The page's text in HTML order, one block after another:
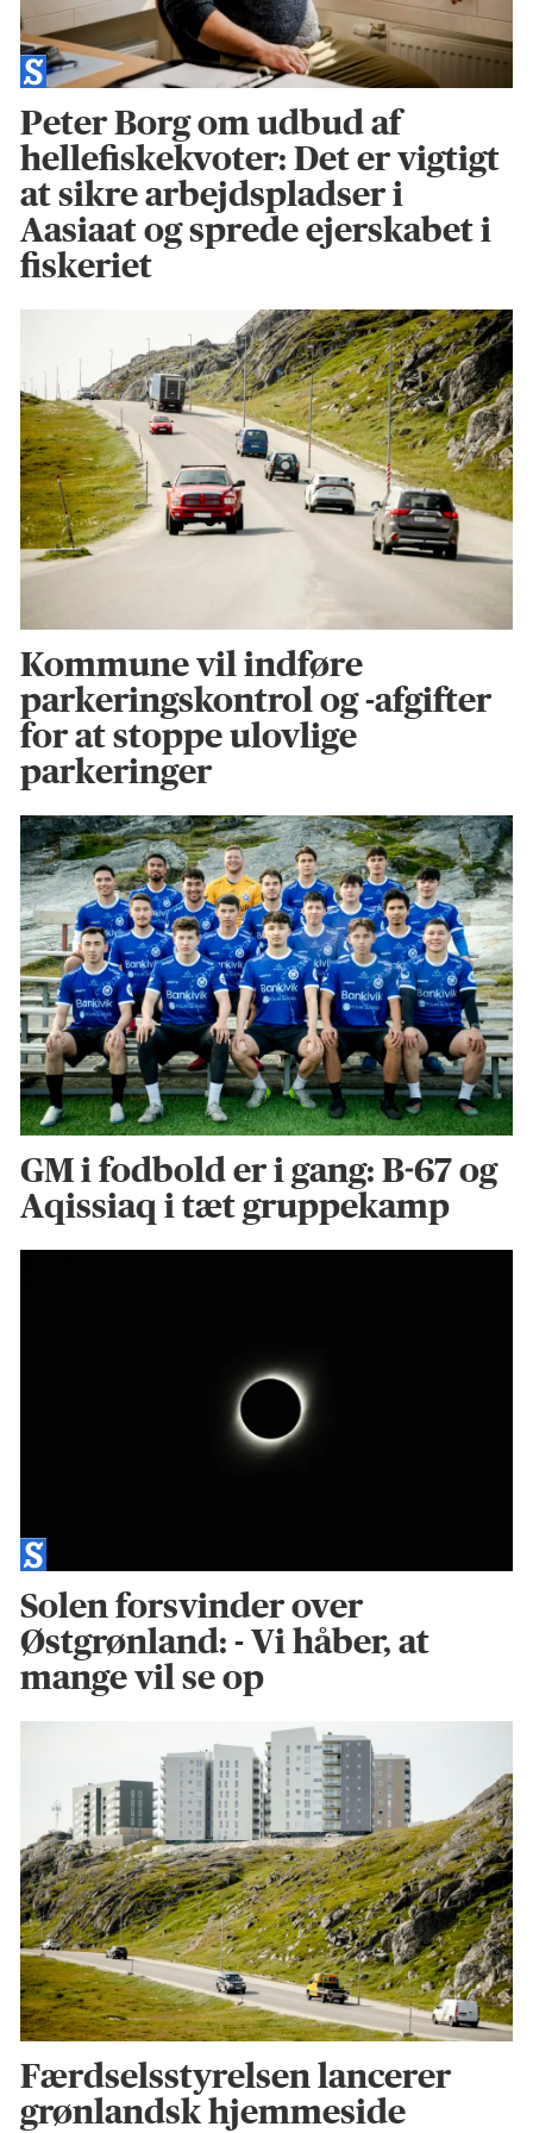
Peter Borg om udbud af
hellefiskekvoter: Det er vigtigt
at sikre arbejdspladser i
Aasiaat og sprede ejerskabet i
fiskeriet
Kommune vil indføre
parkeringskontrol og -afgifter
for at stoppe ulovlige
parkeringer
GM i fodbold er i gang: B-67 og
Aqissiaq i tæt gruppekamp
Solen forsvinder over
Østgrønland: - Vi håber, at
mange vil se op
Færdselsstyrelsen lancerer
grønlandsk hjemmeside